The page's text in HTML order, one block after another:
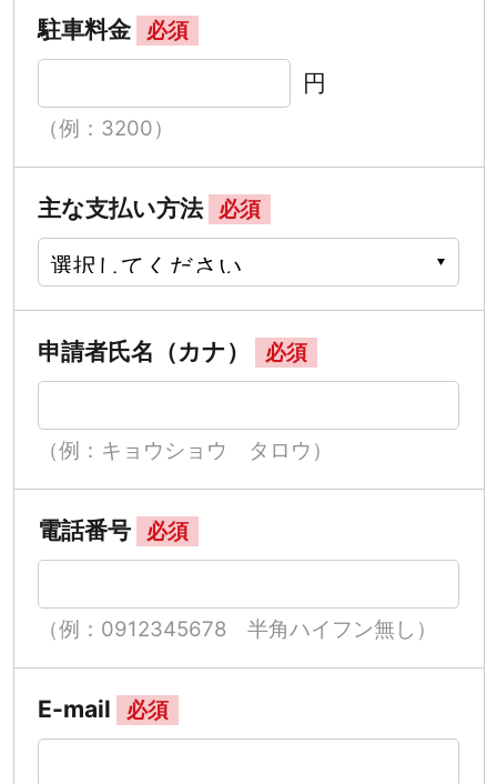
駐車料金 必須
円
（例：3200）
主な支払い方法 必須
申請者氏名（カナ） 必須
（例：キョウショウ タロウ）
電話番号 必須
（例：0912345678 半角ハイフン無し）
E-mail 必須